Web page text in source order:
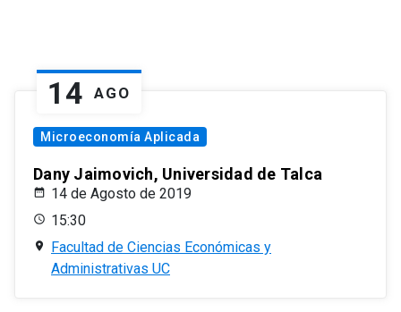
14 AGO
Microeconomía Aplicada
Dany Jaimovich, Universidad de Talca
14 de Agosto de 2019
15:30
Facultad de Ciencias Económicas y
Administrativas UC